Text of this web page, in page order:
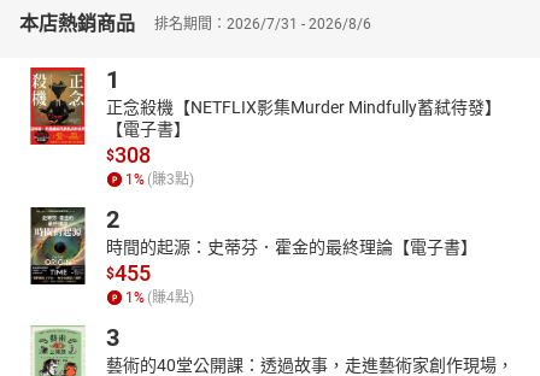
白領中產向下流動、老年退休保障不足，即使努力工作到退休，仍
福利間，擋著希臘神話裡的魔物：史芬克斯，為企圖申請社會福利
的人提出幾道難題，那些無法通過考驗的人，只得淪為福利制度的
局外人。
呂苡榕從臺北車站的無家者開始，在疫情前後接觸他們的人生經
歷、人際網絡，延伸出老齡貧窮者從生到死所遇到的，被社會福利
網所漏接的問題，並透過他們的日常，記錄出這群人拒絕屈服於困
苦的生命軌跡。
====
授權單位：鏡文學
錄製單位：鏡好聽團隊
【作者簡介】
本店熱銷商品 排名期間：2026/7/31 - 2026/8/6
1
正念殺機【NETFLIX影集Murder Mindfully蓄弒待發】
【電子書】
$308
1 % (賺3點)
2
時間的起源：史蒂芬．霍金的最終理論【電子書】
$455
1 % (賺4點)
3
藝術的40堂公開課：透過故事，走進藝術家創作現場，